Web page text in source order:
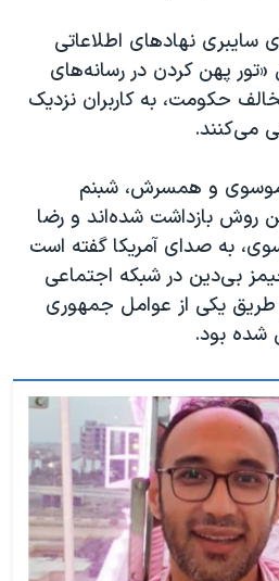
سایبری نهادهای اطلاعاتی
پهن کردن در رسانه‌های
حکومت، به کاربران نزدیک
می‌کنند.
موسوی و همسرش، شبنم
روش بازداشت شده‌اند و رضا
به صدای آمریکا گفته است
بی‌دین در شبکه اجتماعی
یکی از عوامل جمهوری
شده بود.